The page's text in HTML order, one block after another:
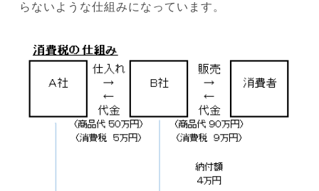
らないような仕組みになっています。